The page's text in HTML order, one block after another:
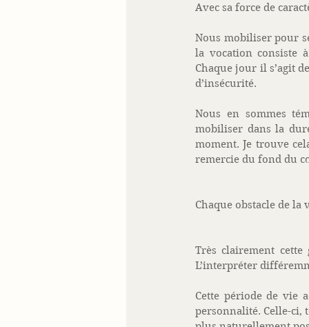
Avec sa force de
Nous mobiliser pour
la vocation consiste
Chaque jour il s’agit
d’insécurité.
Nous en sommes
mobiliser dans la
moment. Je trouve
remercie du fond du
Chaque obstacle de
Très clairement
L’interpréter
Cette période de vie
personnalité. Celle-ci,